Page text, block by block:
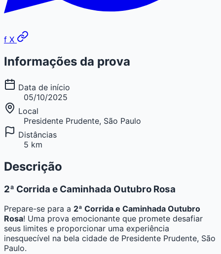
f X
Informações da prova
Data de início
05/10/2025
Local
Presidente Prudente, São Paulo
Distâncias
5 km
Descrição
2ª Corrida e Caminhada Outubro Rosa
Prepare-se para a 2ª Corrida e Caminhada Outubro
Rosa! Uma prova emocionante que promete desafiar
seus limites e proporcionar uma experiência
inesquecível na bela cidade de Presidente Prudente, São
Paulo.